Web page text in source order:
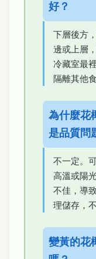
好？
下層後方
邊或上層
冷藏室最
隔離其他食
為什麼花
是品質問
不一定。
高溫或陽
不佳，導
理儲存，
變黃的花